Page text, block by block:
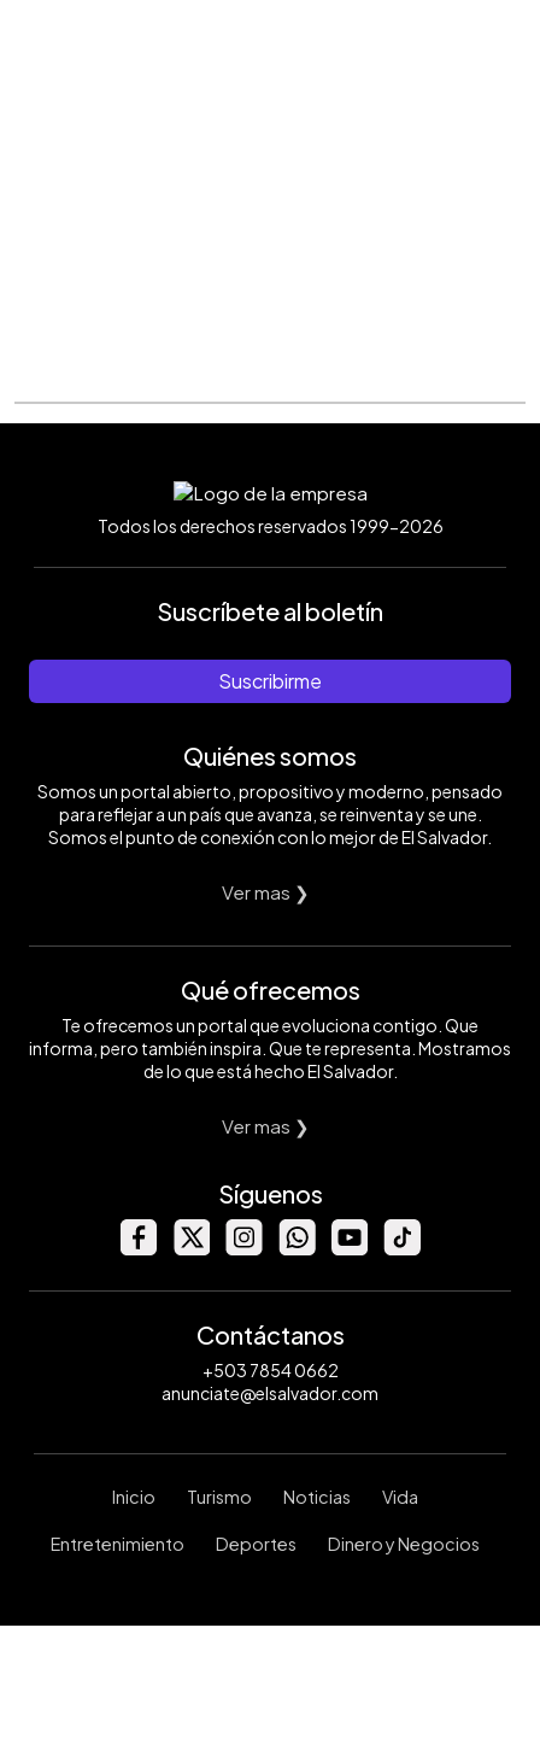
Todos los derechos reservados 1999-2026
Suscríbete al boletín
Suscribirme
Quiénes somos
Somos un portal abierto, propositivo y moderno, pensado
para reflejar a un país que avanza, se reinventa y se une.
Somos el punto de conexión con lo mejor de El Salvador.
Ver mas ❯
Qué ofrecemos
Te ofrecemos un portal que evoluciona contigo. Que
informa, pero también inspira. Que te representa. Mostramos
de lo que está hecho El Salvador.
Ver mas ❯
Síguenos
Contáctanos
+503 7854 0662
anunciate@elsalvador.com
Inicio Turismo Noticias Vida
Entretenimiento Deportes Dinero y Negocios